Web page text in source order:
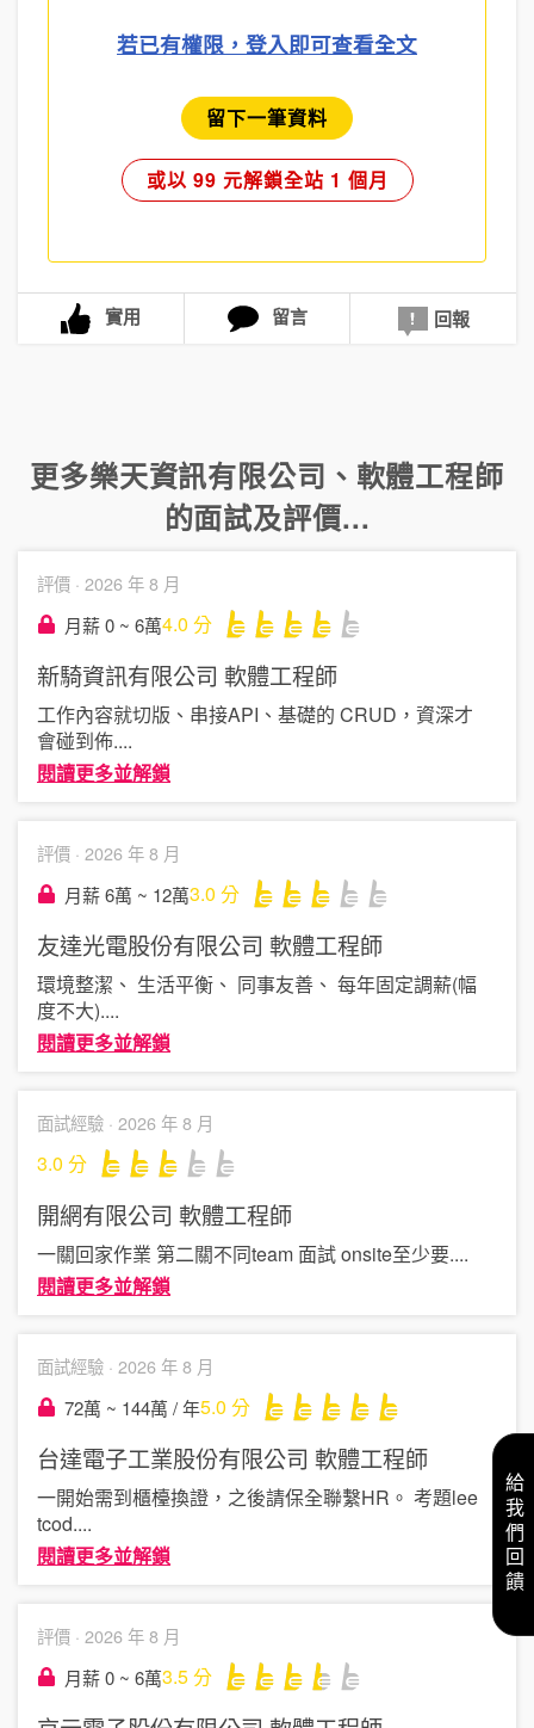
若已有權限，登入即可查看全文
留下一筆資料
或以 99 元解鎖全站 1 個月
實用 留言 回報
更多樂天資訊有限公司 、 軟體工程師
的面試及評價...
評價 · 2026 年 8 月
月薪 0 ~ 6萬4.0 分
新騎資訊有限公司 軟體工程師
工作內容就切版、串接API、基礎的 CRUD，資深才
會碰到佈....
閱讀更多並解鎖
評價 · 2026 年 8 月
月薪 6萬 ~ 12萬3.0 分
友達光電股份有限公司 軟體工程師
環境整潔、 生活平衡、 同事友善、 每年固定調薪(幅
度不大)....
閱讀更多並解鎖
面試經驗 · 2026 年 8 月
3.0 分
開網有限公司 軟體工程師
一關回家作業 第二關不同team 面試 onsite至少要....
閱讀更多並解鎖
面試經驗 · 2026 年 8 月
72萬 ~ 144萬 / 年5.0 分
台達電子工業股份有限公司 軟體工程師
一開始需到櫃檯換證，之後請保全聯繫HR。 考題lee
tcod....
閱讀更多並解鎖
評價 · 2026 年 8 月
月薪 0 ~ 6萬3.5分
給我們回饋